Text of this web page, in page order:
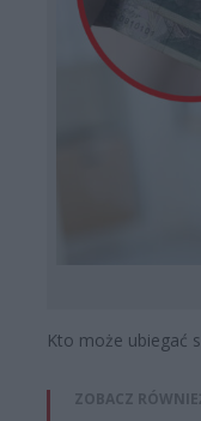
Kto może ubiegać
ZOBACZ